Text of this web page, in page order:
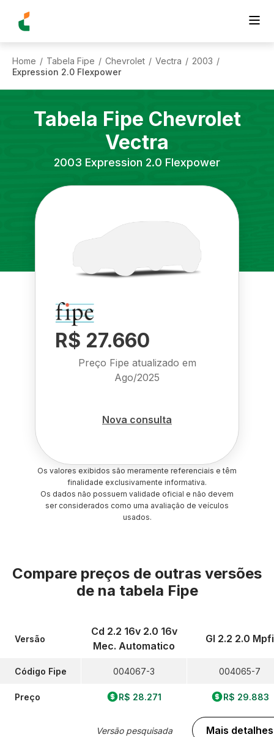
Home / Tabela Fipe / Chevrolet / Vectra / 2003 /
Expression 2.0 Flexpower
Tabela Fipe Chevrolet
Vectra
2003 Expression 2.0 Flexpower
R$ 27.660
Preço Fipe atualizado em
Ago/2025
Nova consulta
Os valores exibidos são meramente referenciais e têm
finalidade exclusivamente informativa.
Os dados não possuem validade oficial e não devem
ser considerados como uma avaliação de veículos
usados.
Compare preços de outras versões
de na tabela Fipe
Versão
Código Fipe
Preço
Cd 2.2 16v 2.0 16v
Mec. Automatico
004067-3
R$ 28.271
Versão pesquisada
Gl 2.2 2.0 Mpfi
004065-7
R$ 29.883
Mais detalhes